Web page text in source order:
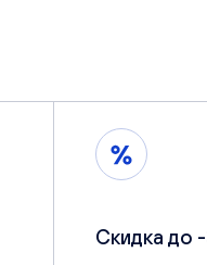
Скидка до